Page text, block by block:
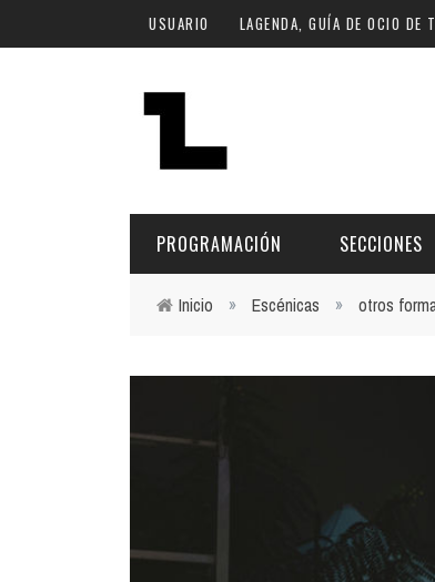
Pasar al contenido principal
USUARIO LAGENDA, GUÍA DE OCIO DE
PROGRAMACIÓN
Plan Finde
SECCIONES
INFANTIL
Inicio » Escénicas » otros